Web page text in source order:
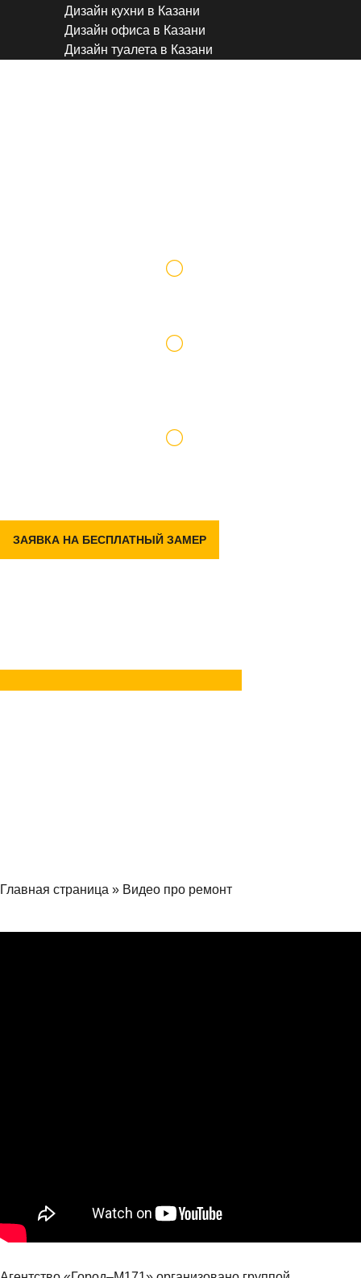
Дизайн кухни в Казани
Дизайн офиса в Казани
Дизайн туалета в Казани
ЗАЯВКА НА БЕСПЛАТНЫЙ ЗАМЕР
Главная страница » Видео про ремонт